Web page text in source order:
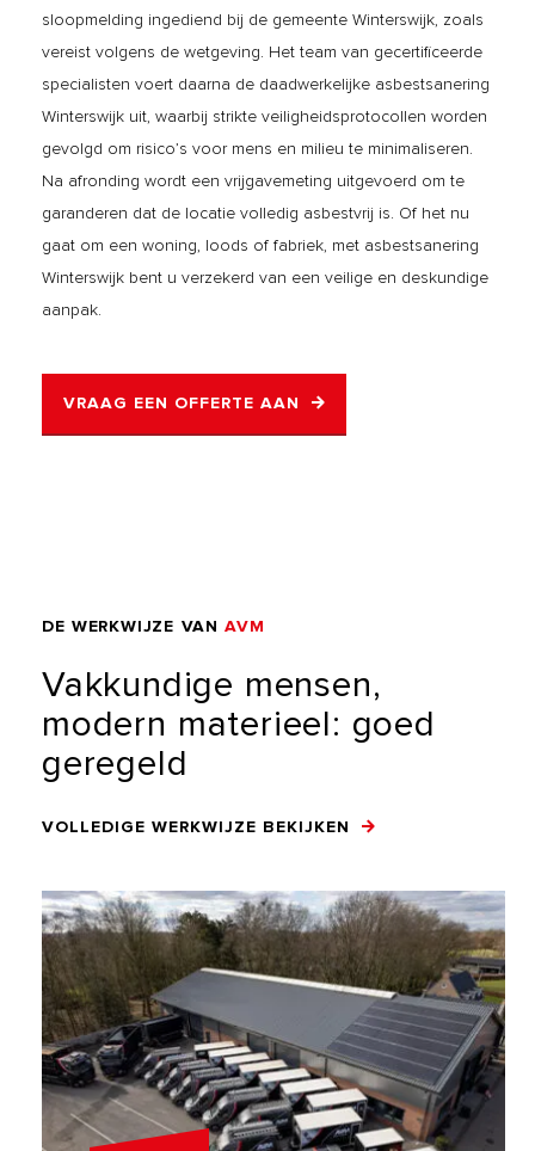
sloopmelding ingediend bij de gemeente Winterswijk, zoals
vereist volgens de wetgeving. Het team van gecertificeerde
specialisten voert daarna de daadwerkelijke asbestsanering
Winterswijk uit, waarbij strikte veiligheidsprotocollen worden
gevolgd om risico’s voor mens en milieu te minimaliseren.
Na afronding wordt een vrijgavemeting uitgevoerd om te
garanderen dat de locatie volledig asbestvrij is. Of het nu
gaat om een woning, loods of fabriek, met asbestsanering
Winterswijk bent u verzekerd van een veilige en deskundige
aanpak.
VRAAG EEN OFFERTE AAN
DE WERKWIJZE VAN AVM
Vakkundige mensen,
modern materieel: goed
geregeld
VOLLEDIGE WERKWIJZE BEKIJKEN